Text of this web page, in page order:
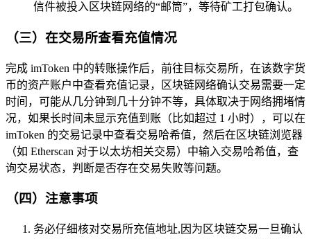
信件被投入区块链网络的“邮筒”，等待矿工打包确认。
（三）在交易所查看充值情况
完成 imToken 中的转账操作后，前往目标交易所，在该数字货
币的资产账户中查看充值记录，区块链网络确认交易需要一定
时间，可能从几分钟到几十分钟不等，具体取决于网络拥堵情
况，如果长时间未显示充值到账（比如超过 1 小时），可以在
imToken 的交易记录中查看交易哈希值，然后在区块链浏览器
（如 Etherscan 对于以太坊相关交易）中输入交易哈希值，查
询交易状态，判断是否存在交易失败等问题。
（四）注意事项
务必仔细核对交易所充值地址,因为区块链交易一旦确认